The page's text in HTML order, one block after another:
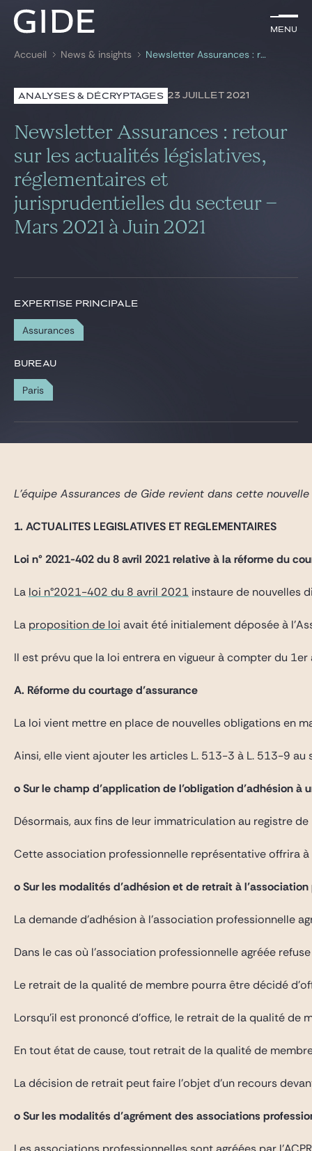
Menu
Rechercher par mots-clés
Menu
Avocats
Expertises
Global
News & insights
Gide Pro Bono et RSE
Blog Real Estate
Contact
Accueil News & insights Newsletter Assurances : retour sur les actualités législatives, réglementaires et jurisprudentielles du secteur – Mars 2021 à Juin 2021
ANALYSES & DÉCRYPTAGES 23 JUILLET 2021
Newsletter Assurances : retour
sur les actualités législatives,
réglementaires et
jurisprudentielles du secteur –
Mars 2021 à Juin 2021
EXPERTISE PRINCIPALE
Assurances
BUREAU
Paris
L’équipe Assurances de Gide revient dans cette
1. ACTUALITES LEGISLATIVES ET REGLEMENTAIRES
Loi n° 2021-402 du 8 avril 2021 relative à la réforme du
La loi n°2021-402 du 8 avril 2021 instaure de nouvelles
La proposition de loi avait été initialement déposée à
Il est prévu que la loi entrera en vigueur à compter du
A. Réforme du courtage d’assurance
La loi vient mettre en place de nouvelles obligations en
Ainsi, elle vient ajouter les articles L. 513-3 à L. 513-9 au
o Sur le champ d’application de l’obligation d’adhésion à
Désormais, aux fins de leur immatriculation au registre
Cette association professionnelle représentative offrira
o Sur les modalités d’adhésion et de retrait à
La demande d’adhésion à l’association professionnelle
Dans le cas où l’association professionnelle agréée
Le retrait de la qualité de membre pourra être décidé
Lorsqu’il est prononcé d’office, le retrait de la qualité de
En tout état de cause, tout retrait de la qualité de membre
La décision de retrait peut faire l’objet d’un recours
o Sur les modalités d’agrément des associations